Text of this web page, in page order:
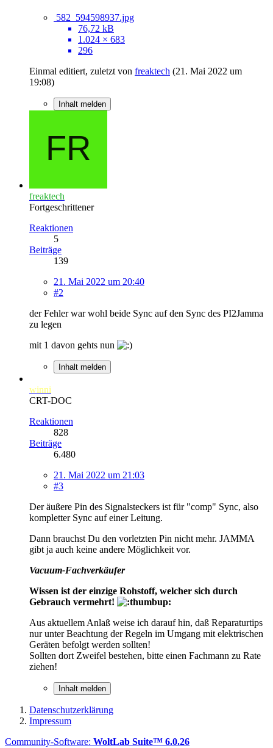
582_594598937.jpg
76,72 kB
1.024 × 683
296
Einmal editiert, zuletzt von freaktech (21. Mai 2022 um
19:08)
Inhalt melden
freaktech
Fortgeschrittener
Reaktionen
5
Beiträge
139
21. Mai 2022 um 20:40
#2
der Fehler war wohl beide Sync auf den Sync des PI2Jamma
zu legen
mit 1 davon gehts nun
Inhalt melden
winni
CRT-DOC
Reaktionen
828
Beiträge
6.480
21. Mai 2022 um 21:03
#3
Der äußere Pin des Signalsteckers ist für "comp" Sync, also
kompletter Sync auf einer Leitung.
Dann brauchst Du den vorletzten Pin nicht mehr. JAMMA
gibt ja auch keine andere Möglichkeit vor.
Vacuum-Fachverkäufer
Wissen ist der einzige Rohstoff, welcher sich durch
Gebrauch vermehrt!
Aus aktuellem Anlaß weise ich darauf hin, daß Reparaturtips
nur unter Beachtung der Regeln im Umgang mit elektrischen
Geräten befolgt werden sollten!
Sollten dort Zweifel bestehen, bitte einen Fachmann zu Rate
ziehen!
Inhalt melden
Datenschutzerklärung
Impressum
Community-Software: WoltLab Suite™ 6.0.26